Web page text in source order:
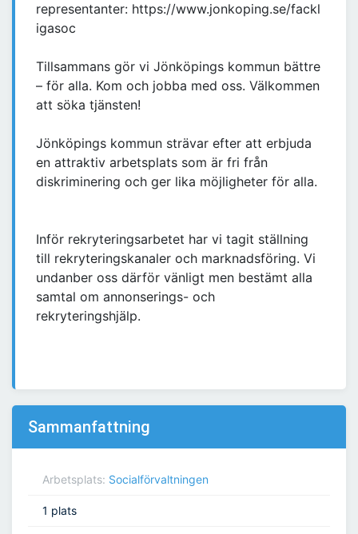
representanter: https://www.jonkoping.se/fackl
igasoc
Tillsammans gör vi Jönköpings kommun bättre
– för alla. Kom och jobba med oss. Välkommen
att söka tjänsten!
Jönköpings kommun strävar efter att erbjuda
en attraktiv arbetsplats som är fri från
diskriminering och ger lika möjligheter för alla.
Inför rekryteringsarbetet har vi tagit ställning
till rekryteringskanaler och marknadsföring. Vi
undanber oss därför vänligt men bestämt alla
samtal om annonserings- och
rekryteringshjälp.
Sammanfattning
Arbetsplats: Socialförvaltningen
1 plats